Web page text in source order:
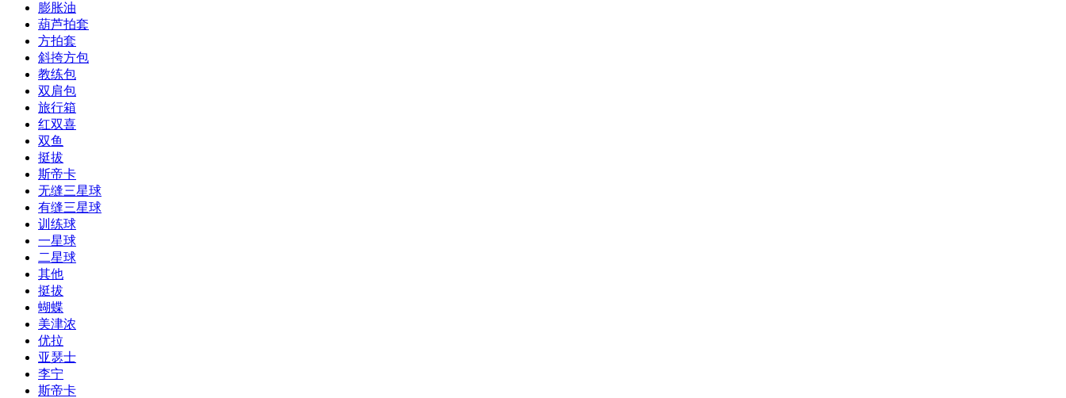
膨胀油
葫芦拍套
方拍套
斜挎方包
教练包
双肩包
旅行箱
红双喜
双鱼
挺拔
斯帝卡
无缝三星球
有缝三星球
训练球
一星球
二星球
其他
挺拔
蝴蝶
美津浓
优拉
亚瑟士
李宁
斯帝卡